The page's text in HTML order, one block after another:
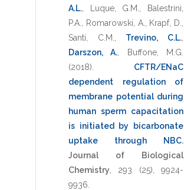
A.L.
Luque, G.M.
Balestrini,
P.A.
Romarowski, A. Krapf, D.
Santi, C.M.
Trevino, C.L.
Darszon, A.
Buffone, M.G.
(2018)
CFTR/ENaC
dependent regulation of
membrane potential during
human sperm capacitation
is initiated by bicarbonate
uptake through NBC.
Journal of Biological
Chemistry
293 (25),9924-
9936